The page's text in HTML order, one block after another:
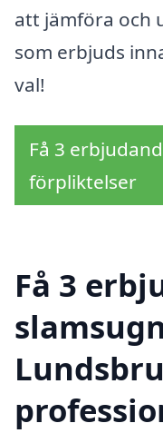
att jämföra och
som erbjuds
val!
Få 3
förpliktelser
Få 3